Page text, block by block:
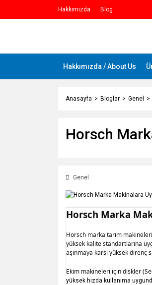
Hakkımızda Blog
Hakkımızda / About Us
Anasayfa Bloglar Genel
Horsch
Genel
Horsch Marka
Horsch marka tarım
yüksek kalite standartlarına
aşınmaya karşı yüksek direnç
Ekim makineleri için diskler (
yüksek hızda kullanıma